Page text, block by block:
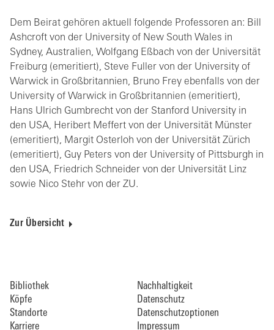
Dem Beirat gehören aktuell folgende Professoren an: Bill
Ashcroft von der University of New South Wales in
Sydney, Australien, Wolfgang Eßbach von der Universität
Freiburg (emeritiert), Steve Fuller von der University of
Warwick in Großbritannien, Bruno Frey ebenfalls von der
University of Warwick in Großbritannien (emeritiert),
Hans Ulrich Gumbrecht von der Stanford University in
den USA, Heribert Meffert von der Universität Münster
(emeritiert), Margit Osterloh von der Universität Zürich
(emeritiert), Guy Peters von der University of Pittsburgh in
den USA, Friedrich Schneider von der Universität Linz
sowie Nico Stehr von der ZU.
Zur Übersicht
Bibliothek
Köpfe
Standorte
Karriere
Nachhaltigkeit
Datenschutz
Datenschutzoptionen
Impressum